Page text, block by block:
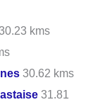
kms
30.62 kms
31.81